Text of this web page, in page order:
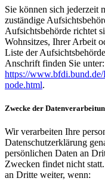
Sie können sich jederzeit
zuständige
Aufsichtsbehörde richtet
Wohnsitzes, Ihrer Arbeit
Liste der
Anschrift finden Sie unter:
https://
node.html.
Zwecke der
Wir verarbeiten Ihre
Datenschutzerklärung
persönlichen Daten an
Zwecken findet nicht
an Dritte weiter, wenn: